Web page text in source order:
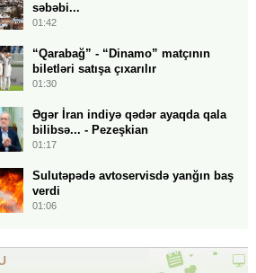
səbəbi...
01:42
“Qarabağ” - “Dinamo” matçının
biletləri satışa çıxarılır
01:30
Əgər İran indiyə qədər ayaqda qala
bilibsə... - Pezeşkian
01:17
Sulutəpədə avtoservisdə yanğın baş
verdi
01:06